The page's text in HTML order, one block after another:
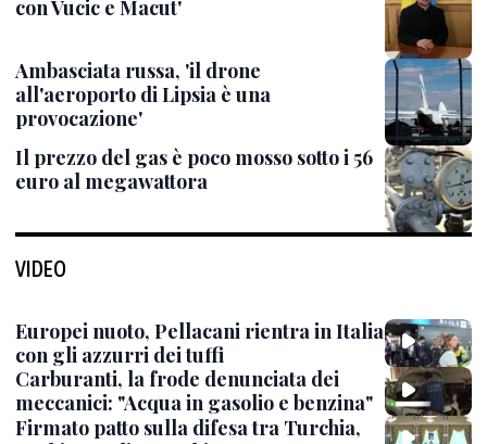
con Vucic e Macut'
Ambasciata russa, 'il drone
all'aeroporto di Lipsia è una
provocazione'
Il prezzo del gas è poco mosso sotto i 56
euro al megawattora
VIDEO
Europei nuoto, Pellacani rientra in Italia
con gli azzurri dei tuffi
Carburanti, la frode denunciata dei
meccanici: "Acqua in gasolio e benzina"
Firmato patto sulla difesa tra Turchia,